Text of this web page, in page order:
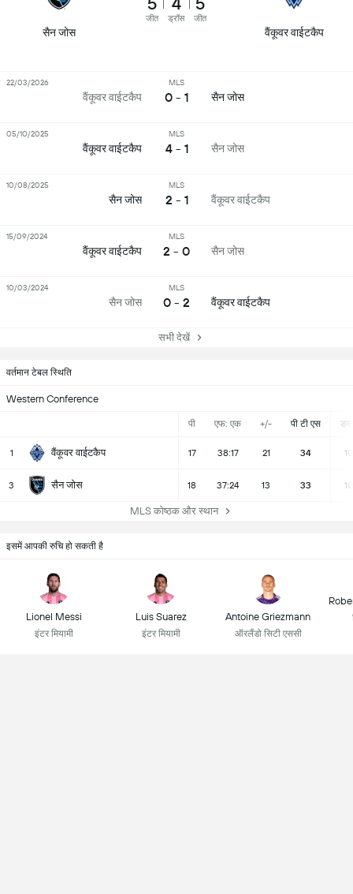
वर्तमान टेबल स्थिति
Western Conference
पी एफ: एक +/- पी टी एस
1 वैंकूवर वाईटकैप 17 38:17 21 34 10
3 सैन जोस 18 37:24 13 33 10
MLS कोष्ठक और स्थान
सैन जोस
जीत ड्रॉस जीत
वैंकूवर वाईटकैप
वैंकूवर वाईटकैप
MLS
0 - 1 सैन जोस
22/03/2026
वैंकूवर वाईटकैप
MLS
4 - 1 सैन जोस
05/10/2025
सैन जोस
MLS
2 - 1 वैंकूवर वाईटकैप
10/08/2025
वैंकूवर वाईटकैप
MLS
2 - 0 सैन जोस
15/09/2024
सैन जोस
MLS
0 - 2 वैंकूवर वाईटकैप
10/03/2024
सभी देखें
इसमें आपकी रुचि हो सकती है
Lionel Messi
इंटर मियामी
Luis Suarez
इंटर मियामी
Antoine Griezmann
ऑरलैंडो सिटी एससी